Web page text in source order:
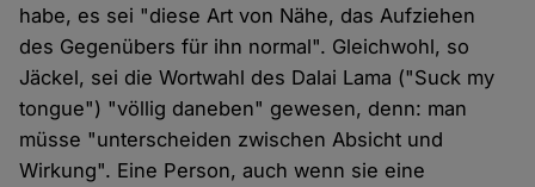
habe, es sei "diese Art von Nähe, das Aufziehen
des Gegenübers für ihn normal". Gleichwohl, so
Jäckel, sei die Wortwahl des Dalai Lama ("Suck my
tongue") "völlig daneben" gewesen, denn: man
müsse "unterscheiden zwischen Absicht und
Wirkung". Eine Person, auch wenn sie eine